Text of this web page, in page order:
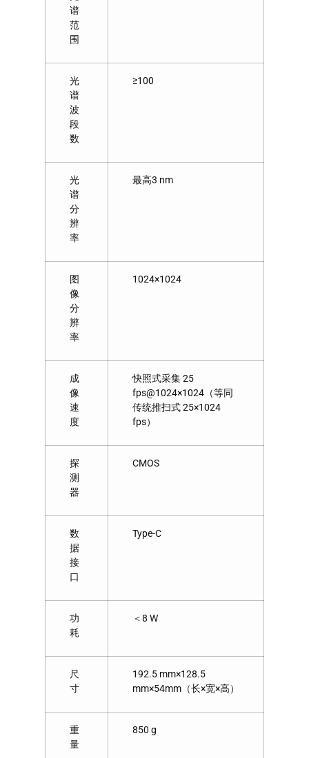
谱
范
围
光
谱
波
段
数
≥100
光
谱
分
辨
率
最高3 nm
图
像
分
辨
率
1024×1024
成
像
速
度
快照式采集 25
fps@1024×1024（等同
传统推扫式 25×1024
fps）
探
测
器
CMOS
数
据
接
口
Type-C
功
耗
＜8 W
尺
寸
192.5 mm×128.5
mm×54mm（长×宽×高）
重
量
850 g